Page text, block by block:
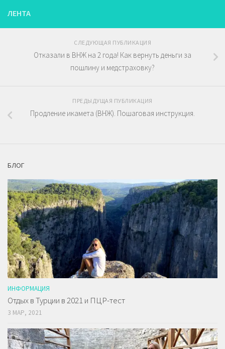
ЛЕНТА
СЛЕДУЮЩАЯ ПУБЛИКАЦИЯ
Отказали в ВНЖ на 2 года! Как вернуть деньги за
пошлину и медстраховку?
ПРЕДЫДУЩАЯ ПУБЛИКАЦИЯ
Продление икамета (ВНЖ). Пошаговая инструкция.
БЛОГ
ИНФОРМАЦИЯ
Отдых в Турции в 2021 и ПЦР-тест
3 МАР, 2021